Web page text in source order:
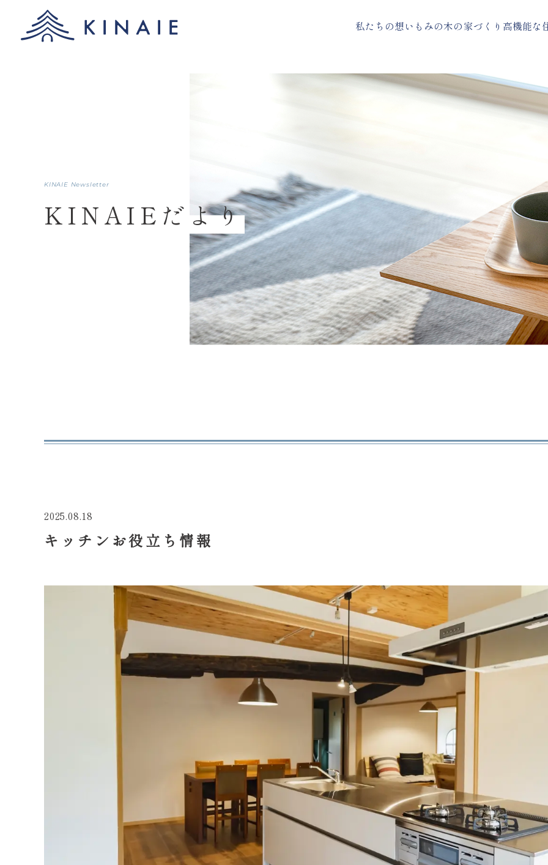
本文までスキップ
私たちの想い もみの木の家づくり 高機能な
KINAIE Newsletter
KINAIEだより
2025.08.18
キッチンお役立ち情報